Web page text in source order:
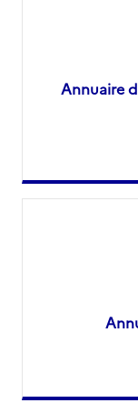
Annuaire